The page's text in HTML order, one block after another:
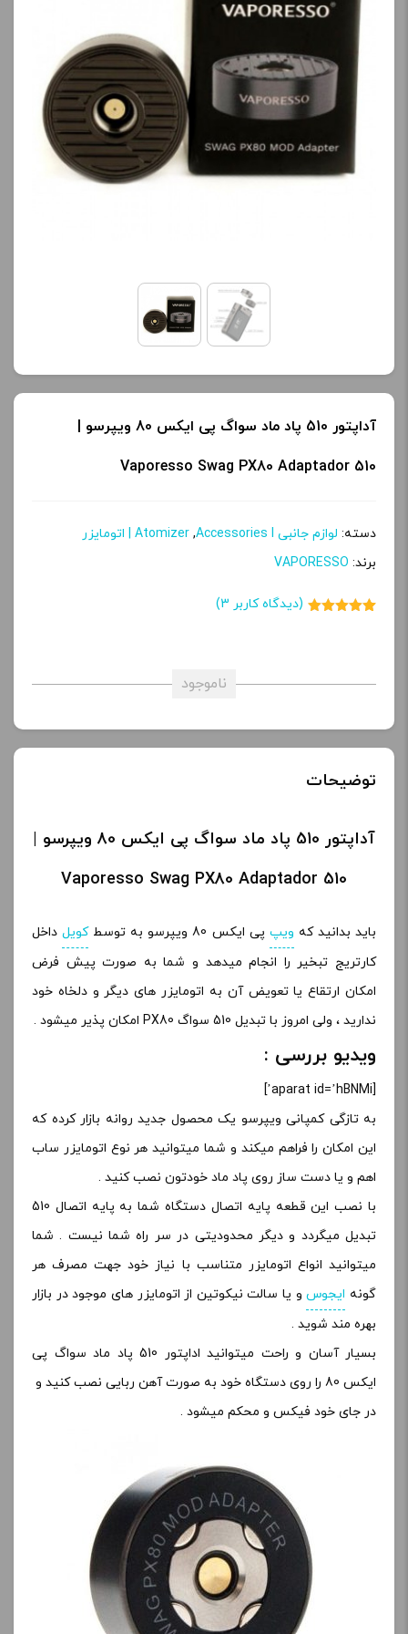
آداپتور 510 پاد ماد سواگ پی ایکس 80 ویپرسو |
Vaporesso Swag PX80 Adaptador 510
دسته: لوازم جانبی Accessories l , Atomizer | اتومایزر
برند: VAPORESSO
(دیدگاه کاربر 3
)
ناموجود
توضیحات
آداپتور 510 پاد ماد سواگ پی ایکس 80 ویپرسو |
Vaporesso Swag PX80 Adaptador 510
باید بدانید که ویپ پی ایکس 80 ویپرسو به توسط کویلداخل
کارتریج تبخیر را انجام میدهد و شما به صورت پیش فرض
امکان ارتقاع یا تعویض آن به اتومایزر های دیگر و دلخاه خود
ندارید ، ولی امروز با تبدیل 510 سواگ PX80 امکان پذیر میشود .
ویدیو بررسی :
[aparat id=’hBNMi’]
به تازگی کمپانی ویپرسو یک محصول جدید روانه بازار کرده که
این امکان را فراهم میکند و شما میتوانید هر نوع اتومایزر ساب
اهم و یا دست ساز روی پاد ماد خودتون نصب کنید .
با نصب این قطعه پایه اتصال دستگاه شما به پایه اتصال 510
تبدیل میگردد و دیگر محدودیتی در سر راه شما نیست . شما
میتوانید انواع اتومایزر متناسب با نیاز خود جهت مصرف هر
گونه ایجوسو یا سالت نیکوتین از اتومایزر های موجود در بازار
بهره مند شوید .
بسیار آسان و راحت میتوانید اداپتور 510 پاد ماد سواگ پی
ایکس 80 را روی دستگاه خود به صورت آهن ربایی نصب کنید و
در جای خود فیکس و محکم میشود .